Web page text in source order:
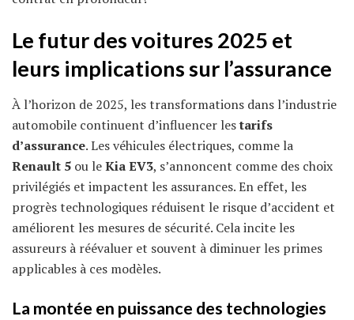
Le futur des voitures 2025 et
leurs implications sur l’assurance
À l’horizon de 2025, les transformations dans l’industrie
automobile continuent d’influencer lestarifs
d’assurance. Les véhicules électriques, comme la
Renault 5 ou leKia EV3, s’annoncent comme des choix
privilégiés et impactent les assurances. En effet, les
progrès technologiques réduisent le risque d’accident et
améliorent les mesures de sécurité. Cela incite les
assureurs à réévaluer et souvent à diminuer les primes
applicables à ces modèles.
La montée en puissance des technologies